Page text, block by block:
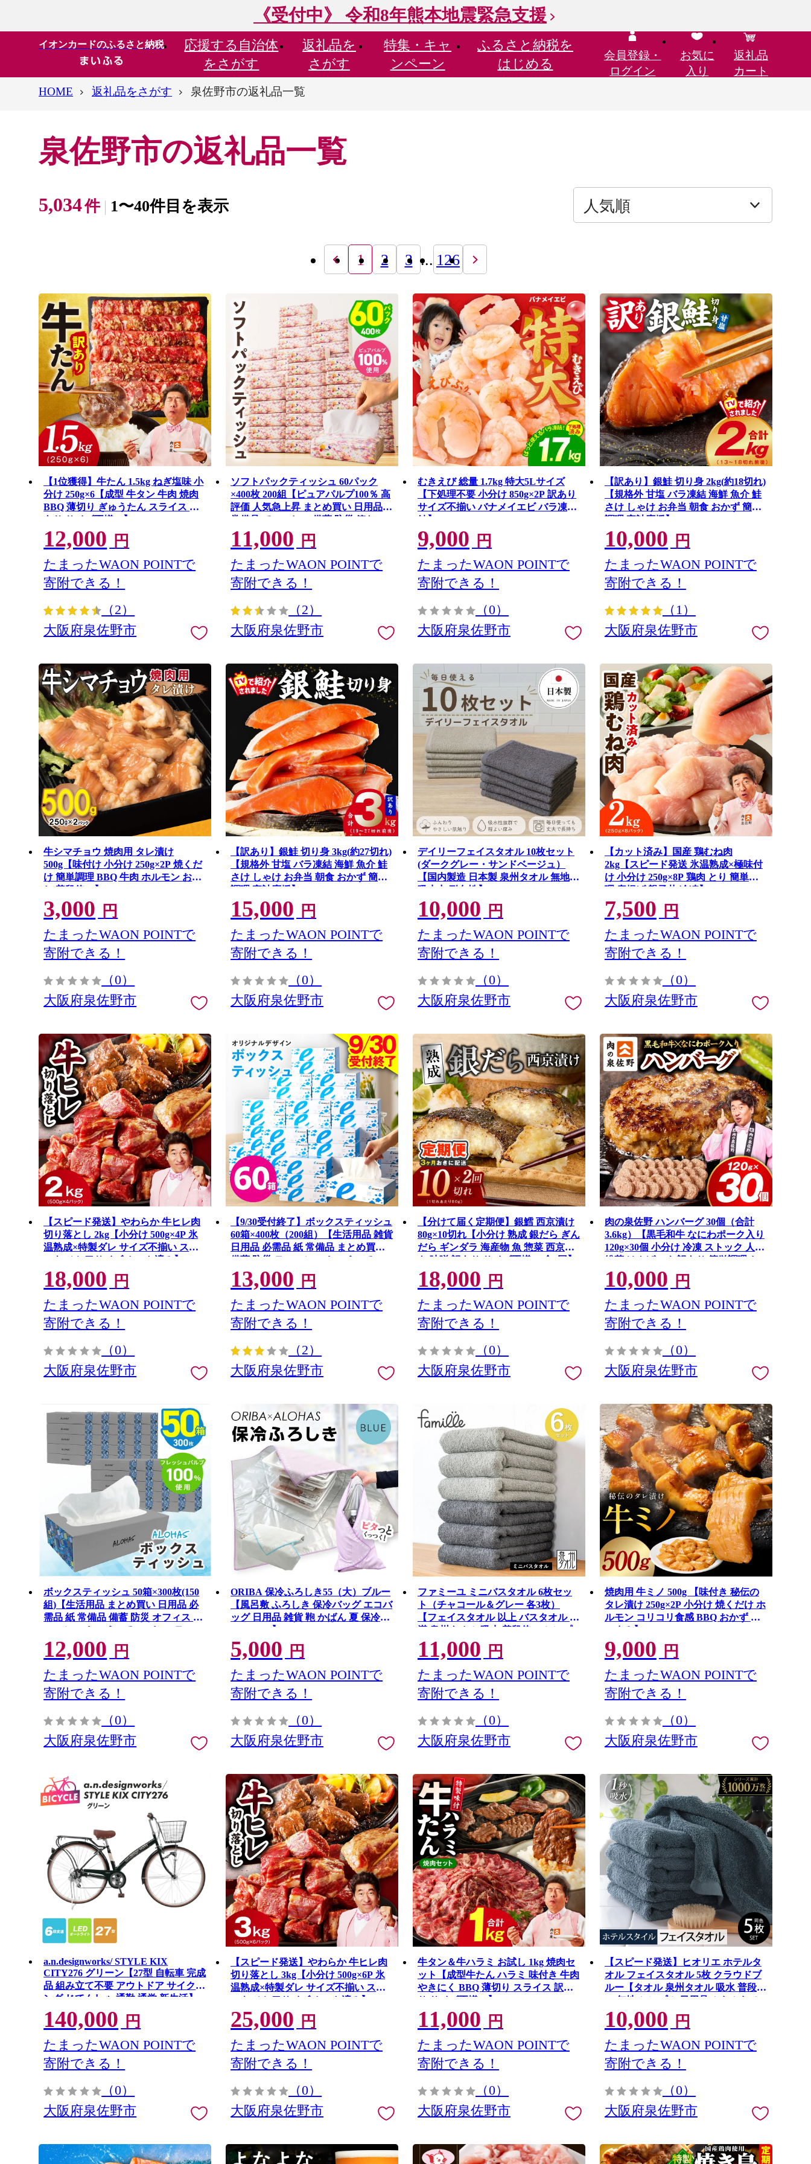
《受付中》 令和8年熊本地震緊急支援
イオンカードのふるさと納税 応援する 自治体
をさがす
返礼品を
さがす
特集・ キャ
ンペーン
ふるさと納税を
はじめる
会員登録・
ログイン
お気に
入り
返礼品
カート
HOME
返礼品をさがす 泉佐野市の返礼品一覧
泉佐野市の返礼品一覧
5,034件 1〜40件目を表示
1 2 3 ... 126
【1位獲得】牛たん 1.5kg ねぎ塩味 小
分け 250g×6【成型 牛タン 牛肉 焼肉
BBQ 薄切り ぎゅうたん スライス 訳
あり サイズ不揃い】 G4721
12,000 円
たまったWAON POINTで
寄附できる！
（2）
大阪府泉佐野市
ソフトパックティッシュ 60パック
×400枚 200組【ピュアパルプ100％ 高
評価 人気急上昇 まとめ買い 日用品
常備品 てぃっしゅ 備蓄 防災 箱な
し】 010B1754
11,000 円
たまったWAON POINTで
寄附できる！
（2）
大阪府泉佐野市
むきえび 総量 1.7kg 特大5Lサイズ
【下処理不要 小分け 850g×2P 訳あり
サイズ不揃い バナメイエビ バラ凍
結】 G4142
9,000 円
たまったWAON POINTで
寄附できる！
（0）
大阪府泉佐野市
【訳あり】銀鮭 切り身 2kg(約18切れ)
【規格外 甘塩 バラ凍結 海鮮 魚介 鮭
さけ しゃけ お弁当 朝食 おかず 簡単
調理 家計応援】 G4139
10,000 円
たまったWAON POINTで
寄附できる！
（1）
大阪府泉佐野市
牛シマチョウ 焼肉用 タレ漬け
500g【味付け 小分け 250g×2P 焼くだ
け 簡単調理 BBQ 牛肉 ホルモン お試
し 普段使い】 099H4209
3,000 円
たまったWAON POINTで
寄附できる！
（0）
大阪府泉佐野市
【訳あり】銀鮭 切り身 3kg(約27切れ)
【規格外 甘塩 バラ凍結 海鮮 魚介 鮭
さけ しゃけ お弁当 朝食 おかず 簡単
調理 家計応援】 G4148
15,000 円
たまったWAON POINTで
寄附できる！
（0）
大阪府泉佐野市
デイリーフェイスタオル 10枚セット
(ダークグレー・サンドベージュ）
【国内製造 日本製 泉州タオル 無地
吸水力 耐久性】 G4383
10,000 円
たまったWAON POINTで
寄附できる！
（0）
大阪府泉佐野市
【カット済み】国産 鶏むね肉
2kg【スピード発送 氷温熟成×極味付
け 小分け 250g×8P 鶏肉 とり 簡単調
理 唐揚げ 親子丼 冷凍】 mrz0493
7,500 円
たまったWAON POINTで
寄附できる！
（0）
大阪府泉佐野市
【スピード発送】やわらか 牛ヒレ肉
切り落とし 2kg【小分け 500g×4P 氷
温熟成×特製ダレ サイズ不揃い ステ
ーキ ひと口サイズ カット済み】
mrz0281
18,000 円
たまったWAON POINTで
寄附できる！
（0）
大阪府泉佐野市
【9/30受付終了】ボックスティッシュ
60箱×400枚（200組）【生活用品 雑貨
日用品 必需品 紙 常備品 まとめ買い
備蓄 防災 ティッシュペーパー てぃっ
しゅ ティッシュ eスポーツ応援 泉佐
野市オリジナル】 099H3422
13,000 円
たまったWAON POINTで
寄附できる！
（2）
大阪府泉佐野市
【分けて届く定期便】銀鱈 西京漬け
80g×10切れ【小分け 熟成 銀だら ぎん
だら ギンダラ 海産物 魚 惣菜 西京焼
き 味噌 訳あり サイズ不揃い 全2回】
G4262
18,000 円
たまったWAON POINTで
寄附できる！
（0）
大阪府泉佐野市
肉の泉佐野 ハンバーグ 30個（合計
3.6kg）【黒毛和牛 なにわポーク入り
120g×30個 小分け 冷凍 ストック 人気
総菜 はんばーぐ 訳あり 簡単調理 お
かず お弁当】 CFX0115
10,000 円
たまったWAON POINTで
寄附できる！
（0）
大阪府泉佐野市
ボックスティッシュ 50箱×300枚(150
組)【生活用品 まとめ買い 日用品 必
需品 紙 常備品 備蓄 防災 オフィス テ
ィッシュペーパー てぃっしゅ ティッ
シュ】 010B1962
12,000 円
たまったWAON POINTで
寄附できる！
（0）
大阪府泉佐野市
ORIBA 保冷ふろしき55（大）ブルー
【風呂敷 ふろしき 保冷バッグ エコバ
ッグ 日用品 雑貨 鞄 かばん 夏 保冷
5,000 円
たまったWAON POINTで
寄附できる！
（0）
大阪府泉佐野市
ファミーユ ミニバスタオル 6枚セッ
ト（チャコール＆グレー 各3枚）
【フェイスタオル 以上 バスタオル 未
満 泉州タオル 吸水 普段使い シンプ
ル 日用品 たおる】 G3983
11,000 円
たまったWAON POINTで
寄附できる！
（0）
大阪府泉佐野市
焼肉用 牛ミノ 500g 【味付き 秘伝の
タレ漬け 250g×2P 小分け 焼くだけ ホ
ルモン コリコリ食感 BBQ おかず お
つまみ】 G4667
9,000 円
たまったWAON POINTで
寄附できる！
（0）
大阪府泉佐野市
a.n.designworks/ STYLE KIX
CITY276 グリーン【27型 自転車 完成
品 組み立て不要 アウトドア サイクリ
ング じてんしゃ 通勤 通学 新生活】
099X359-1
140,000 円
たまったWAON POINTで
寄附できる！
（0）
大阪府泉佐野市
【スピード発送】やわらか 牛ヒレ肉
切り落とし 3kg【小分け 500g×6P 氷
温熟成×特製ダレ サイズ不揃い ステ
ーキ ひと口サイズ カット済み】
mrz0278
25,000 円
たまったWAON POINTで
寄附できる！
（0）
大阪府泉佐野市
牛タン＆牛ハラミ お試し 1kg 焼肉セ
ット【成型牛たん ハラミ 味付き 牛肉
やきにく BBQ 薄切り スライス 訳あ
り サイズ不揃い】 G4699
11,000 円
たまったWAON POINTで
寄附できる！
（0）
大阪府泉佐野市
【スピード発送】ヒオリエ ホテルタ
オル フェイスタオル 5枚 クラウドブ
ルー【タオル 泉州タオル 吸水 普段使
い 無地 シンプル 日用品 ふわふわ ふ
かふか 家族 たおる 一人暮らし】
010B1233-1
10,000 円
たまったWAON POINTで
寄附できる！
（0）
大阪府泉佐野市